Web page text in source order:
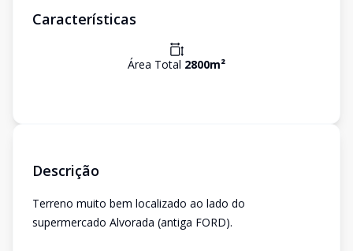
Características
Área Total 2800m²
Descrição
Terreno muito bem localizado ao lado do
supermercado Alvorada (antiga FORD).